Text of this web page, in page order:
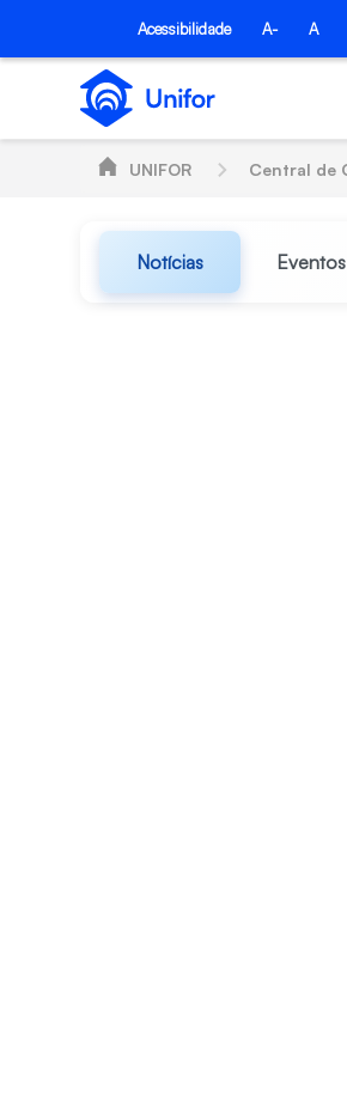
Pular para o Conteúdo principal
Acessibilidade A- A
UNIFOR Central de
Notícias Eventos